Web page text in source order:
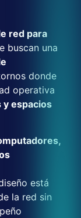
red para
buscan una
donde
operativa
y espacios
está
la red sin